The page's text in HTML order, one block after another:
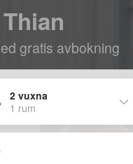
gratis avbokning
2 vuxna
1 rum